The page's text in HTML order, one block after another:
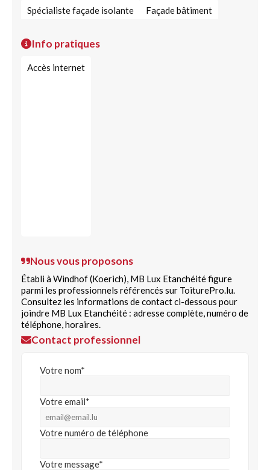
Spécialiste façade isolante Façade bâtiment
Info pratiques
Accès internet
Nous vous proposons
Établi à Windhof (Koerich), MB Lux Etanchéité figure
parmi les professionnels référencés sur ToiturePro.lu.
Consultez les informations de contact ci-dessous pour
joindre MB Lux Etanchéité : adresse complète, numéro de
téléphone, horaires.
Contact professionnel
Votre nom*
Votre email*
Votre numéro de téléphone
Votre message*